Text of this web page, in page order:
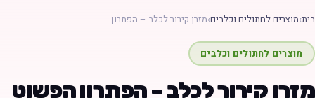
›מוצרים לחתולים וכלבים›מזרן קירור לכלב – הפתרון……
מוצרים לחתולים וכלבים
קירור לכלב – הפתרון הפשוט